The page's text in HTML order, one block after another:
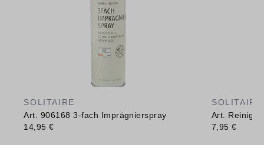
SOLITAIRE
Art. 906168 3-fach Imprägnierspray
14,95 €
SOLITAIRE
Art.
7,95 €